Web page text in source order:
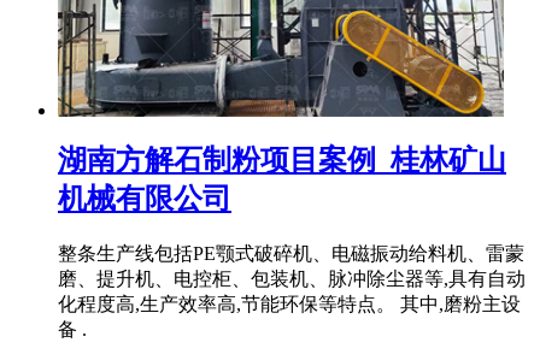
湖南方解石制粉项目案例_桂林矿山
机械有限公司
整条生产线包括PE颚式破碎机、电磁振动给料机、雷蒙
磨、提升机、电控柜、包装机、脉冲除尘器等,具有自动
化程度高,生产效率高,节能环保等特点。 其中,磨粉主设
备 .